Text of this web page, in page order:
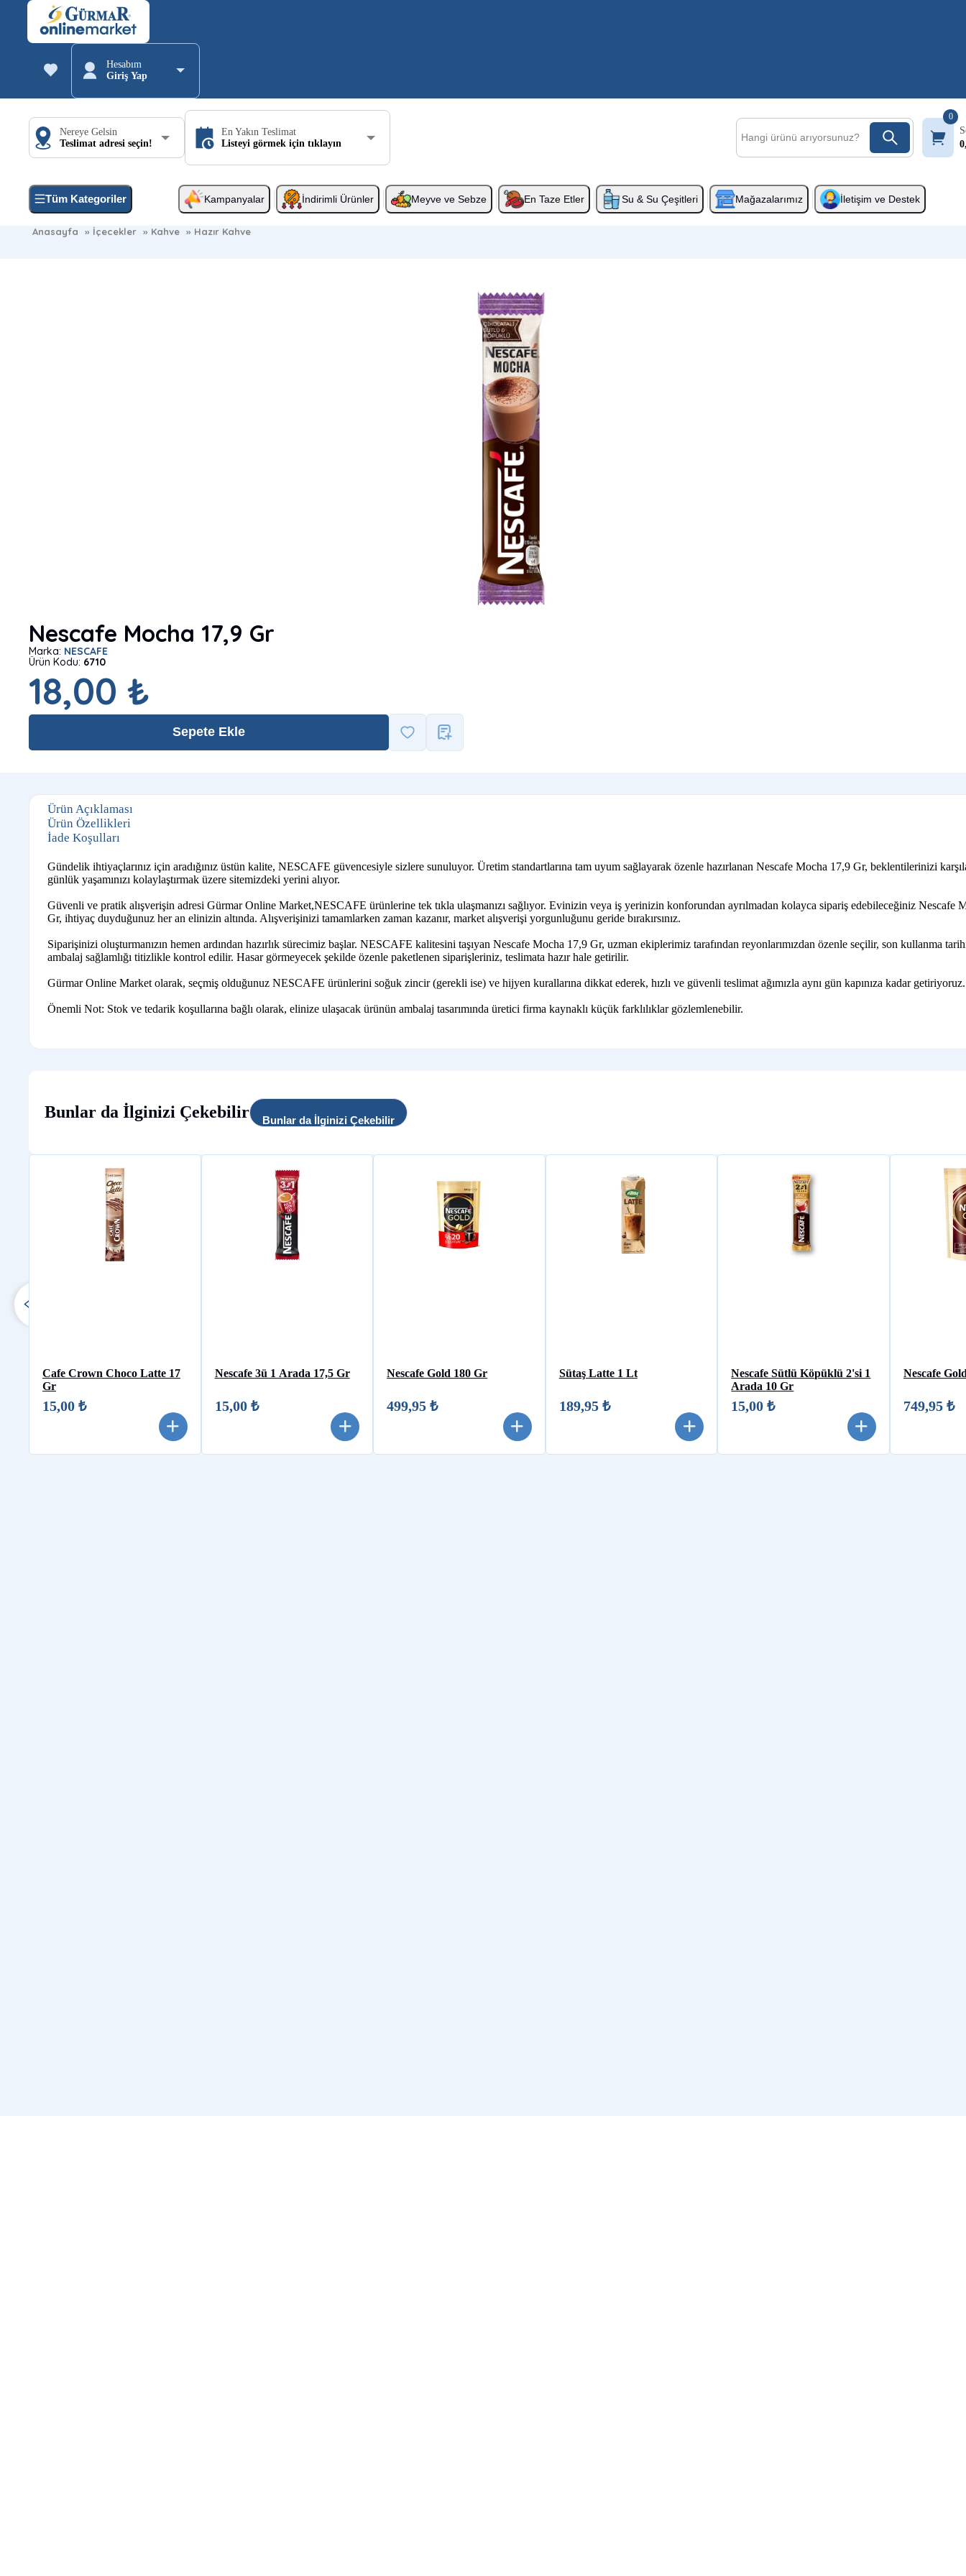
Hesabım
Giriş Yap
Nereye Gelsin
Teslimat adresi seçin!
En Yakın Teslimat
Listeyi görmek için tıklayın
0
Tüm Kategoriler Kampanyalar İndirimli Ürünler Meyve ve Sebze En Taze Etler Su & Su Çeşitleri Mağazalarımız İletişim ve Destek
Anasayfa » İçecekler » Kahve » Hazır Kahve
Nescafe Mocha 17,9 Gr
Marka: NESCAFE
Ürün Kodu: 6710
18,00 ₺
Sepete Ekle
Ürün Açıklaması
Ürün Özellikleri
İade Koşulları
Gündelik ihtiyaçlarınız için aradığınız üstün kalite, NESCAFE güvencesiyle sizlere sunuluyor. Üretim standartlarına tam uyum sağlayarak özenle hazırlanan Nescafe Mocha 17,9 Gr, beklentilerinizi
günlük yaşamınızı kolaylaştırmak üzere sitemizdeki yerini alıyor.
Güvenli ve pratik alışverişin adresi Gürmar Online Market,NESCAFE ürünlerine tek tıkla ulaşmanızı sağlıyor. Evinizin veya iş yerinizin konforundan ayrılmadan kolayca sipariş edebileceğiniz Nescafe
Gr, ihtiyaç duyduğunuz her an elinizin altında. Alışverişinizi tamamlarken zaman kazanır, market alışverişi yorgunluğunu geride bırakırsınız.
Siparişinizi oluşturmanızın hemen ardından hazırlık sürecimiz başlar. NESCAFE kalitesini taşıyan Nescafe Mocha 17,9 Gr, uzman ekiplerimiz tarafından reyonlarımızdan özenle seçilir, son kullanma
ambalaj sağlamlığı titizlikle kontrol edilir. Hasar görmeyecek şekilde özenle paketlenen siparişleriniz, teslimata hazır hale getirilir.
Gürmar Online Market olarak, seçmiş olduğunuz NESCAFE ürünlerini soğuk zincir (gerekli ise) ve hijyen kurallarına dikkat ederek, hızlı ve güvenli teslimat ağımızla aynı gün kapınıza kadar getiriyoruz.
Önemli Not: Stok ve tedarik koşullarına bağlı olarak, elinize ulaşacak ürünün ambalaj tasarımında üretici firma kaynaklı küçük farklılıklar gözlemlenebilir.
Bunlar da İlginizi Çekebilir Bunlar da İlginizi Çekebilir
Cafe Crown Choco Latte 17
Gr
15,00 ₺
Nescafe 3ü 1 Arada 17,5 Gr
15,00 ₺
Nescafe Gold 180 Gr
499,95 ₺
Sütaş Latte 1 Lt
189,95 ₺
Nescafe Sütlü Köpüklü 2'si 1
Arada 10 Gr
15,00 ₺
Nescafe
749,95 ₺